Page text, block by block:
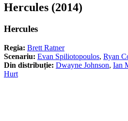
Hercules (2014)
Hercules
Regia: Brett Ratner
Scenariu: Evan Spiliotopoulos, Ryan
Din distribuție: Dwayne Johnson, Ian
Hurt